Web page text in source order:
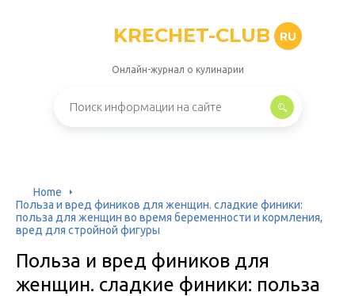
KRECHET-CLUB RU
Онлайн-журнал о кулинарии
Home
Польза и вред фиников для женщин. сладкие финики:
польза для женщин во время беременности и кормления,
вред для стройной фигуры
Польза и вред фиников для
женщин. сладкие финики: польза